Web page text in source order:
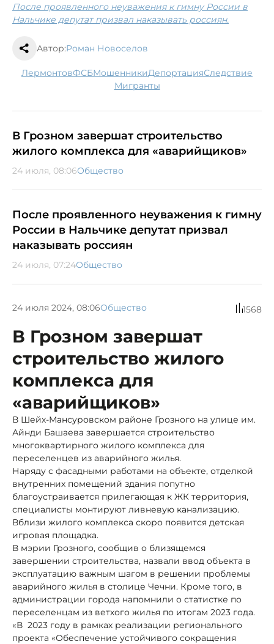
После проявленного неуважения к гимну России в
Нальчике депутат призвал наказывать россиян.
Автор:Роман Новоселов
Лермонтов ФСБ мошенники депортация
следствие
мигранты
В Грозном завершат строительство
жилого комплекса для «аварийщиков»
24 июля, 08:06Общество
После проявленного неуважения к гимну
России в Нальчике депутат призвал
наказывать россиян
24 июля, 07:24Общество
24 июля 2024, 08:06Общество 1568
В Грозном завершат
строительство жилого
комплекса для
«аварийщиков»
В Шейх-Мансуровском районе Грозного на улице им.
Айнди Башаева завершается строительство
многоквартирного жилого комплекса для
переселенцев из аварийного жилья.
Наряду с фасадными работами на объекте, отделкой
внутренних помещений здания попутно
благоустраивается прилегающая к ЖК территория,
специалисты монтируют ливневую канализацию.
Вблизи жилого комплекса скоро появится детская
игровая площадка.
В мэрии Грозного, сообщив о близящемся
завершении строительства, назвали ввод объекта в
эксплуатацию важным шагом в решении проблемы
аварийного жилья в столице Чечни. Кроме того, в
администрации города напомнили о статистке по
переселенцам из ветхого жилья по итогам 2023 года.
«В 2023 году в рамках реализации регионального
проекта «Обеспечение устойчивого сокращения